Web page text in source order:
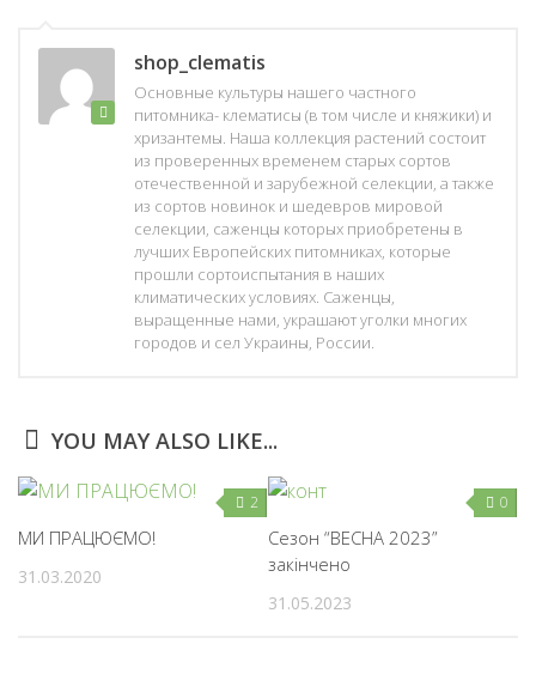
shop_clematis
Основные культуры нашего частного
питомника- клематисы (в том числе и княжики) и
хризантемы. Наша коллекция растений состоит
из проверенных временем старых сортов
отечественной и зарубежной селекции, а также
из сортов новинок и шедевров мировой
селекции, саженцы которых приобретены в
лучших Европейских питомниках, которые
прошли сортоиспытания в наших
климатических условиях. Саженцы,
выращенные нами, украшают уголки многих
городов и сел Украины, России.
YOU MAY ALSO LIKE...
2
МИ ПРАЦЮЄМО!
31.03.2020
0
Сезон “ВЕСНА 2023”
закінчено
31.05.2023